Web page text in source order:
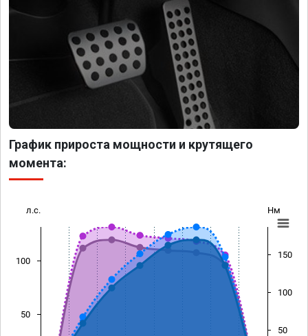
График прироста мощности и крутящего
момента:
л.с. Нм
50
100
50
100
150